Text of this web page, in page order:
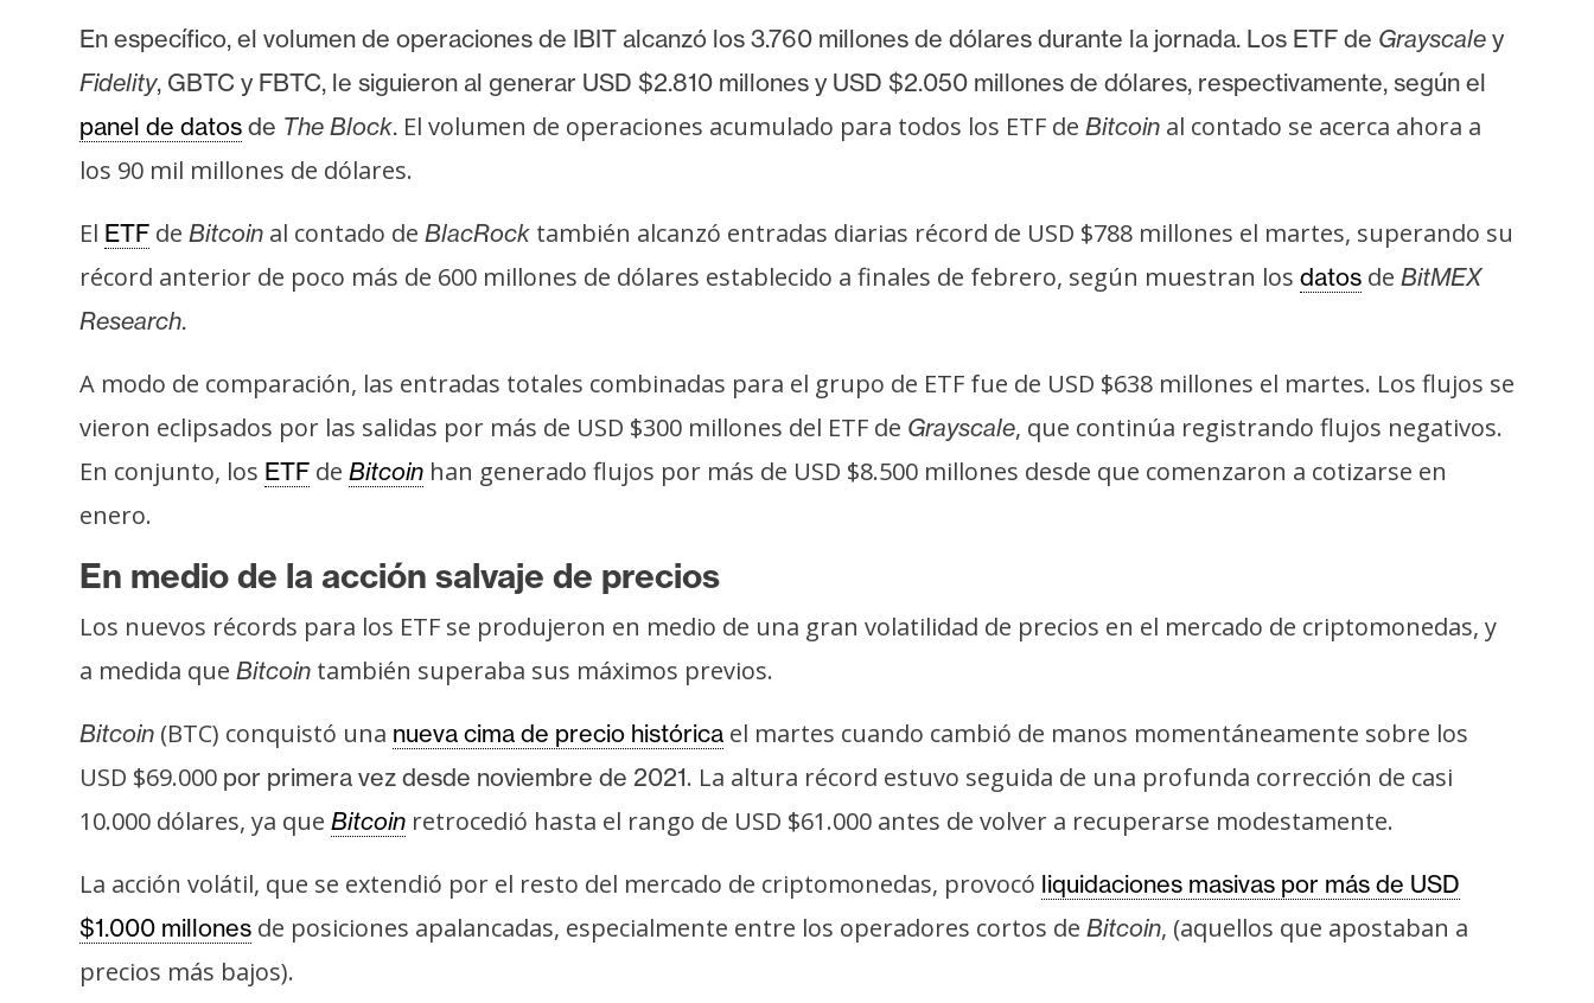
d
a
En específico, el volumen de operaciones de IBIT alcanzó los 3.760 millones de dólares durante la jornada. Los ETF de Grayscale y
Fidelity, GBTC y FBTC, le siguieron al generar USD $2.810 millones y USD $2.050 millones de dólares, respectivamente, según el
panel de datos de The Block. El volumen de operaciones acumulado para todos los ETF de Bitcoin al contado se acerca ahora a
los 90 mil millones de dólares.
El ETF de Bitcoin al contado de BlacRock también alcanzó entradas diarias récord de USD $788 millones el martes, superando su
récord anterior de poco más de 600 millones de dólares establecido a finales de febrero, según muestran los datos de BitMEX
Research.
A modo de comparación, las entradas totales combinadas para el grupo de ETF fue de USD $638 millones el martes. Los flujos se
vieron eclipsados por las salidas por más de USD $300 millones del ETF de Grayscale, que continúa registrando flujos negativos.
En conjunto, los ETF de Bitcoin han generado flujos por más de USD $8.500 millones desde que comenzaron a cotizarse en
enero.
En medio de la acción salvaje de precios
Los nuevos récords para los ETF se produjeron en medio de una gran volatilidad de precios en el mercado de criptomonedas, y
a medida que Bitcoin también superaba sus máximos previos.
Bitcoin (BTC) conquistó una nueva cima de precio histórica el martes cuando cambió de manos momentáneamente sobre los
USD $69.000 por primera vez desde noviembre de 2021. La altura récord estuvo seguida de una profunda corrección de casi
10.000 dólares, ya que Bitcoin retrocedió hasta el rango de USD $61.000 antes de volver a recuperarse modestamente.
La acción volátil, que se extendió por el resto del mercado de criptomonedas, provocó liquidaciones masivas por más de USD
$1.000 millones de posiciones apalancadas, especialmente entre los operadores cortos de Bitcoin, (aquellos que apostaban a
precios más bajos).